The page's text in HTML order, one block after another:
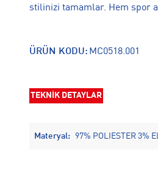
stilinizi tamamlar. Hem spor
ÜRÜN KODU: MC0518.001
TEKNİK DETAYLAR
Materyal: 97% POLIESTER 3%